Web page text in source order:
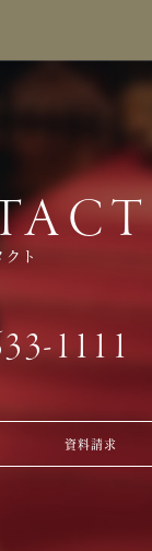
クト
1111
資料請求